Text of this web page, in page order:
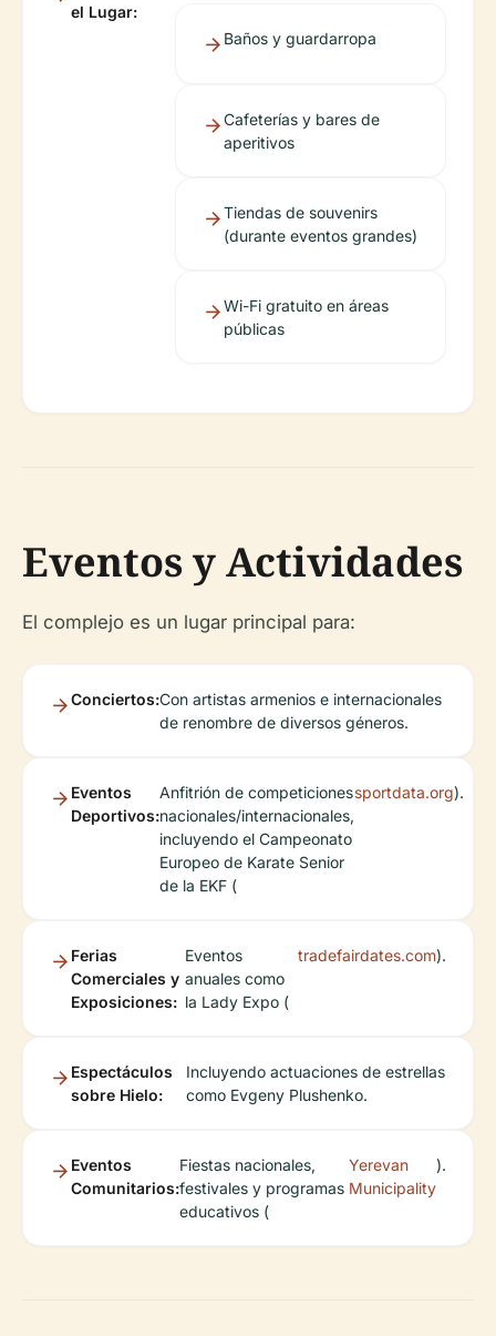
el Lugar:
Baños y guardarropa
Cafeterías y bares de
aperitivos
Tiendas de souvenirs
(durante eventos grandes)
Wi-Fi gratuito en áreas
públicas
Eventos y Actividades
El complejo es un lugar principal para:
Conciertos:Con artistas armenios e internacionales
de renombre de diversos géneros.
Eventos
Deportivos:
Anfitrión de competiciones
nacionales/internacionales,
incluyendo el Campeonato
Europeo de Karate Senior
de la EKF (
sportdata.org).
Ferias
Comerciales y
Exposiciones:
Eventos
anuales como
la Lady Expo (
tradefairdates.com).
Espectáculos
sobre Hielo:
Incluyendo actuaciones de estrellas
como Evgeny Plushenko.
Eventos
Comunitarios:
Fiestas nacionales,
festivales y programas
educativos (
Yerevan
Municipality
).